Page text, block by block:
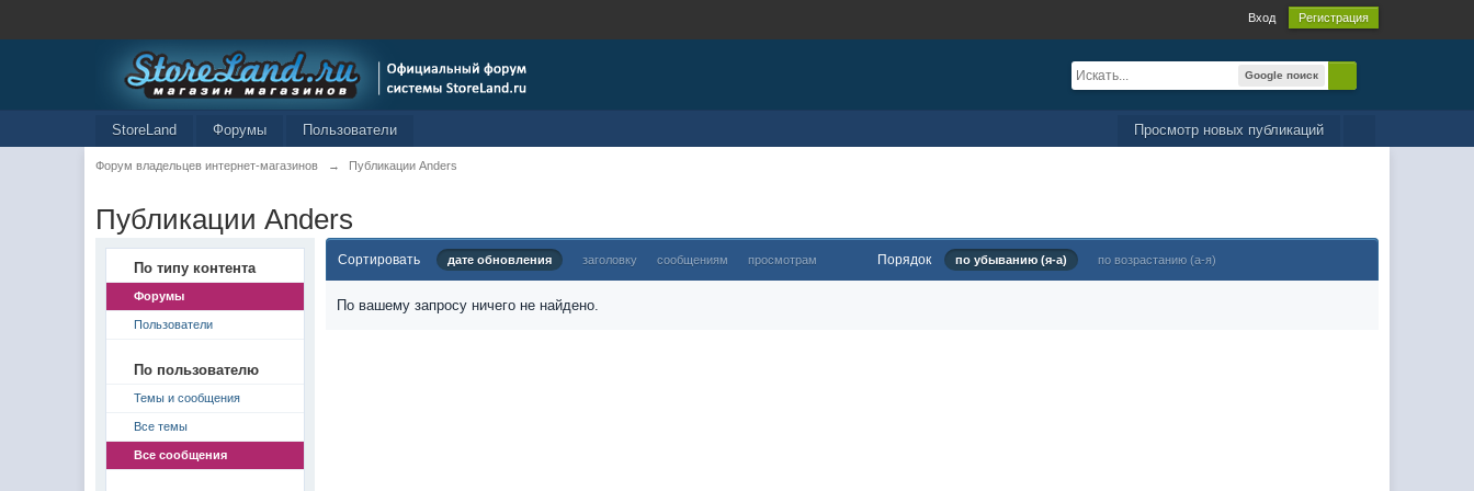
Вход Регистрация
Google поиск
Просмотр новых публикаций
StoreLand Форумы Пользователи
Форум владельцев интернет-магазинов → Публикации Anders
Публикации Anders
По типу контента
Форумы
Пользователи
По пользователю
Темы и сообщения
Все темы
Все сообщения
Сортировать дате обновления заголовку сообщениям просмотрам Порядок по убыванию (я-а) по возрастанию (а-я)
По вашему запросу ничего не найдено.